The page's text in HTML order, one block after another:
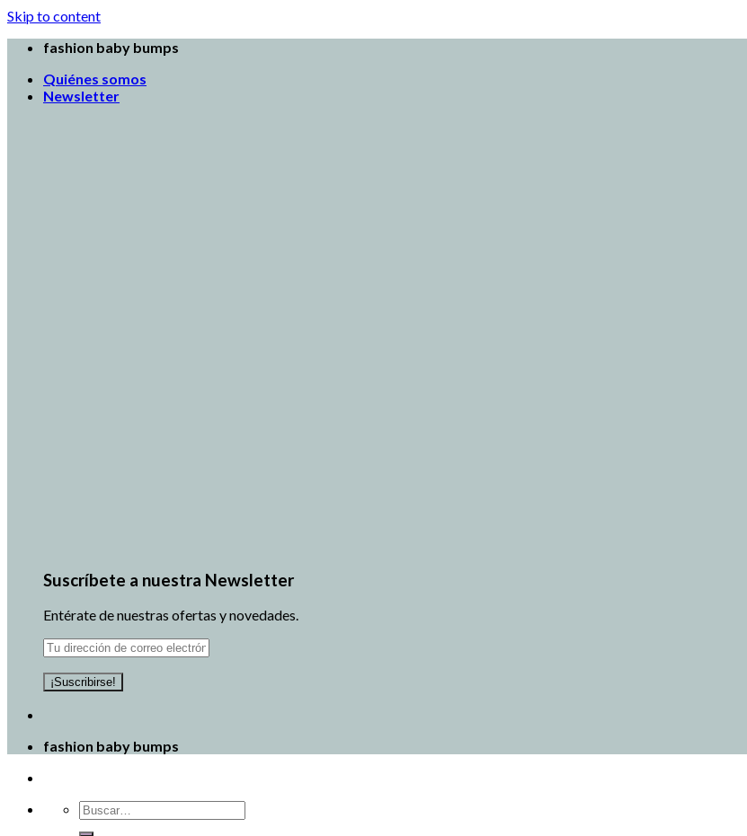
Skip to content
fashion baby bumps
Quiénes somos
Newsletter
Suscríbete a nuestra Newsletter
Entérate de nuestras ofertas y novedades.
fashion baby bumps